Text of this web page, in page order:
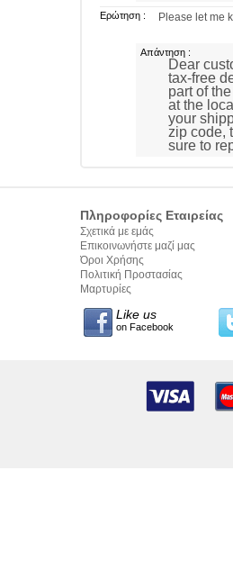
Ερώτηση : Please let me
Απάντηση :
Dear
tax-free
part of
at the
your
zip code,
sure to
Πληροφορίες Εταιρείας
Σχετικά με εμάς
Επικοινωνήστε μαζί μας
Όροι Χρήσης
Πολιτική Προστασίας
Προσωπικών Δεδομένων
Μαρτυρίες
Like us
on Facebook